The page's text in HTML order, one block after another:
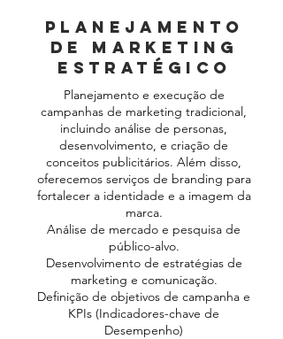
Planejamento
de Marketing
Estratégico
Planejamento e execução de
campanhas de marketing tradicional,
incluindo análise de personas,
desenvolvimento, e criação de
conceitos publicitários. Além disso,
oferecemos serviços de branding para
fortalecer a identidade e a imagem da
marca.
Análise de mercado e pesquisa de
público-alvo.
Desenvolvimento de estratégias de
marketing e comunicação.
Definição de objetivos de campanha e
KPIs (Indicadores-chave de
Desempenho)